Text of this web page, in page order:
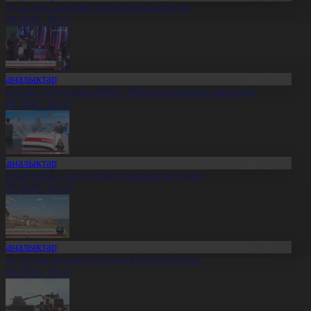
да егін орағына әзірлік пысықталды
20:17
ойындары-2026»: 180 млн қаралым жиналды
20:15
– ақ жартасқа қашалған тарих
20:14
тұзды көлдерде 6 адам қайтыс болған
20:13